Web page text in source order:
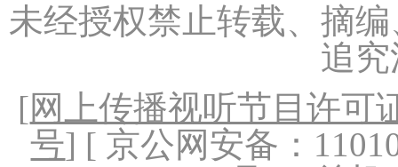
未经授权禁止转载、摘
追
[网上传播视听节目许可
号] [ 京公网安备：